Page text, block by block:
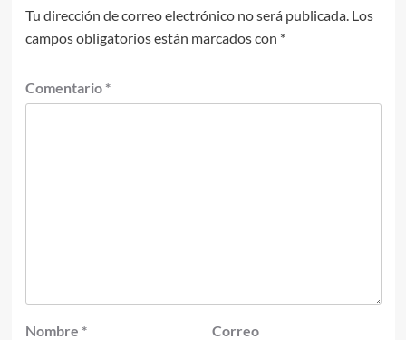
Tu dirección de correo electrónico no será publicada. Los
campos obligatorios están marcados con *
Comentario *
Nombre *
Correo